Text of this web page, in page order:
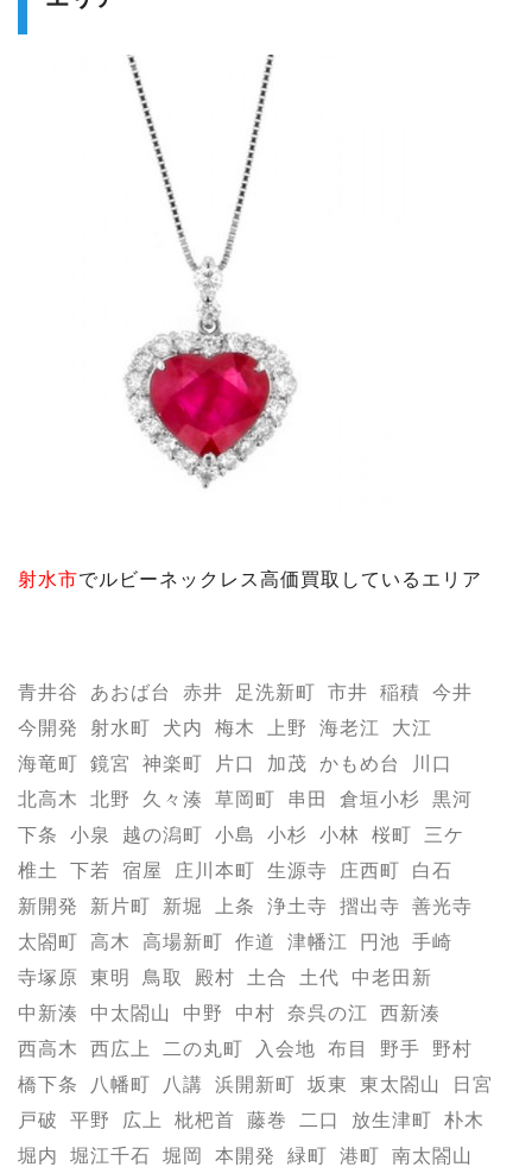
射水市でルビーネックレス高価買取しているエリア
青井谷 あおば台 赤井 足洗新町 市井 稲積
今井
今開発
射水町 犬内 梅木 上野 海老江
大江
海竜町
鏡宮 神楽町 片口 加茂 かもめ台
川口
北高木
北野 久々湊 草岡町 串田 倉垣小杉
黒河
下条
小泉 越の潟町 小島 小杉 小林 桜町
三ケ
椎土
下若 宿屋 庄川本町 生源寺 庄西町
白石
新開発
新片町 新堀 上条 浄土寺 摺出寺
善光寺
太閤町
高木 高場新町 作道 津幡江 円池
手崎
寺塚原
東明 鳥取 殿村 土合 土代
中老田新
中新湊
中太閤山 中野 中村 奈呉の江
西新湊
西高木
西広上 二の丸町 入会地 布目 野手
野村
橋下条
八幡町 八講 浜開新町 坂東 東太閤山
日宮
戸破
平野 広上 枇杷首 藤巻 二口 放生津町
朴木
堀内
堀江千石 堀岡 本開発 緑町 港町 南太閤山